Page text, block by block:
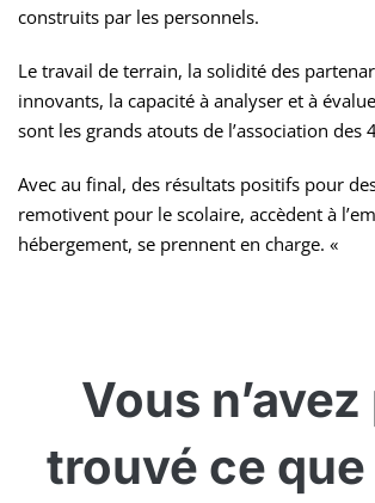
construits par les personnels.
Le travail de terrain, la solidité des
innovants, la capacité à analyser et à
sont les grands atouts de l’association des
Avec au final, des résultats positifs pour
remotivent pour le scolaire, accèdent à
hébergement, se prennent en charge. «
Vous
trouvé ce